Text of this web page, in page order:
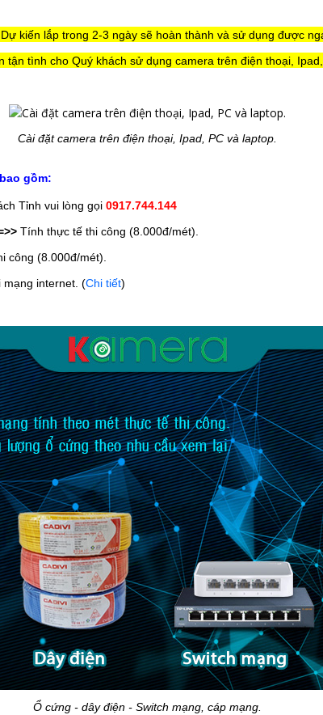
Dự kiến lắp trong 2-3 ngày sẽ hoàn thành và sử dụng được
tận tình cho Quý khách sử dụng camera trên điện thoại,
Cài đặt camera trên điện thoại, Ipad, PC và laptop.
gồm:
Tỉnh vui lòng gọi 0917.744.144
Tính thực tế thi công (8.000đ/mét).
công (8.000đ/mét).
internet. (Chi tiết)
Ổ cứng - dây điện - Switch mạng, cáp mạng.